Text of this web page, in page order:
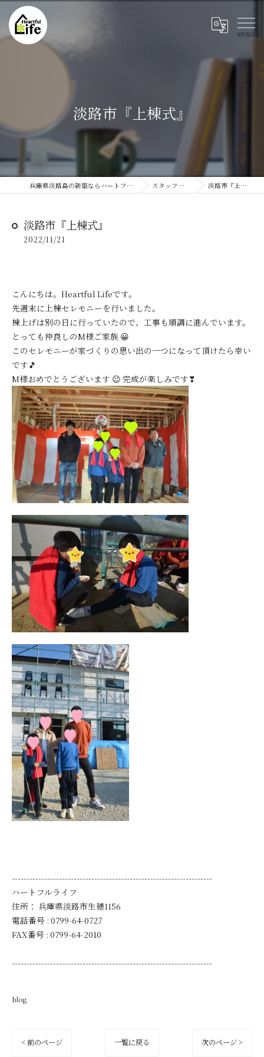
淡路市『上棟式』
兵庫県淡路島の新築ならハートフルライフ スタッフブログ 淡路市『上棟式』
淡路市『上棟式』
2022/11/21
こんにちは。Heartful Lifeです。
先週末に上棟セレモニーを行いました。
棟上げは別の日に行っていたので、工事も順調に進んでいます。
とっても仲良しのM様ご家族 😀
このセレモニーが家づくりの思い出の一つになって頂けたら幸い
です🎵
M様おめでとうございます 😉 完成が楽しみです❣
--------------------------------------------------------------------
ハートフルライフ
住所： 兵庫県淡路市生穂1156
電話番号 : 0799-64-0727
FAX番号 : 0799-64-2010
--------------------------------------------------------------------
blog
< 前のページ 一覧に戻る 次のページ >